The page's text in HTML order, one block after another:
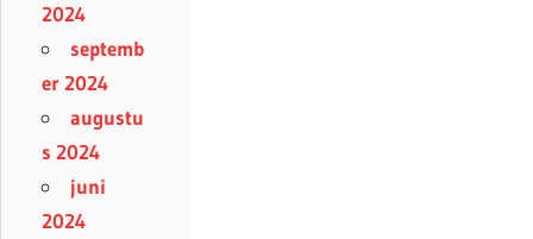
2024
septemb
er 2024
augustu
s 2024
juni
2024